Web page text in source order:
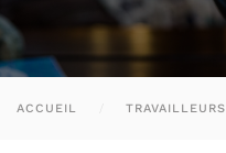
ACCUEIL TRAVAILLEURS